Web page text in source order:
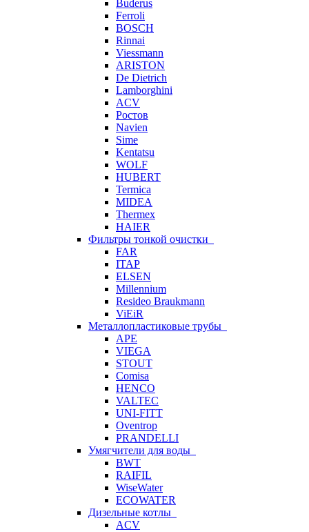
Buderus
Ferroli
BOSCH
Rinnai
Viessmann
ARISTON
De Dietrich
Lamborghini
ACV
Ростов
Navien
Sime
Kentatsu
WOLF
HUBERT
Termica
MIDEA
Thermex
HAIER
Фильтры тонкой очистки
FAR
ITAP
ELSEN
Millennium
Resideo Braukmann
ViEiR
Металлопластиковые трубы
APE
VIEGA
STOUT
Comisa
HENCO
VALTEC
UNI-FITT
Oventrop
PRANDELLI
Умягчители для воды
BWT
RAIFIL
WiseWater
ECOWATER
Дизельные котлы
ACV